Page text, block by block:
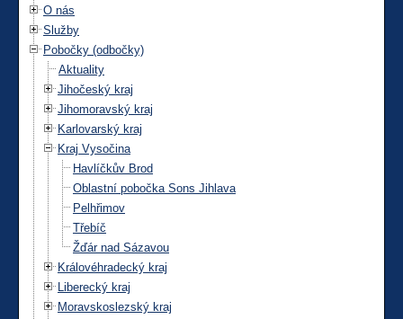
O nás
Služby
Pobočky (odbočky)
Aktuality
Jihočeský kraj
Jihomoravský kraj
Karlovarský kraj
Kraj Vysočina
Havlíčkův Brod
Oblastní pobočka Sons Jihlava
Pelhřimov
Třebíč
Žďár nad Sázavou
Královéhradecký kraj
Liberecký kraj
Moravskoslezský kraj